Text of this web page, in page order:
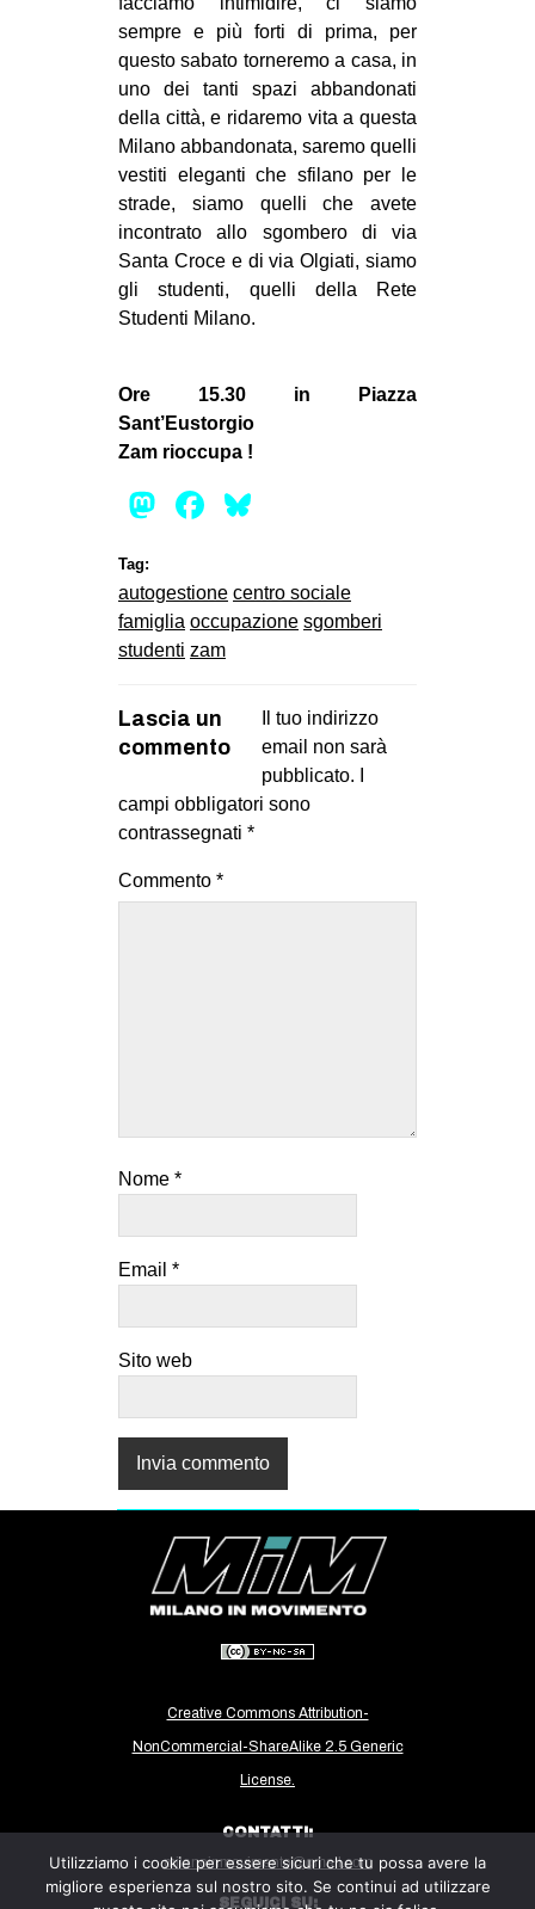
sempre e più forti di prima, per
questo sabato torneremo a casa, in
uno dei tanti spazi abbandonati
della città, e ridaremo vita a questa
Milano abbandonata, saremo quelli
vestiti eleganti che sfilano per le
strade, siamo quelli che avete
incontrato allo sgombero di via
Santa Croce e di via Olgiati, siamo
gli studenti, quelli della Rete
Studenti Milano.
Ore 15.30 in Piazza
Sant’Eustorgio
Zam rioccupa !
Mastodon
Facebook
Tag:
autogestione centro sociale
famiglia occupazione sgomberi
studenti zam
Lascia un
commento
Il tuo indirizzo
email non sarà
pubblicato.
campi obbligatori sono
contrassegnati *
Commento *
Nome *
Email *
Sito web
Creative Commons Attribution-
NonCommercial-ShareAlike 2.5 Generic
License.
CONTATTI:
milanoinmovimento@gmail.com
SEGUICI SU:
Utilizziamo i cookie per essere sicuri che tu possa avere la
migliore esperienza sul nostro sito. Se continui ad utilizzare